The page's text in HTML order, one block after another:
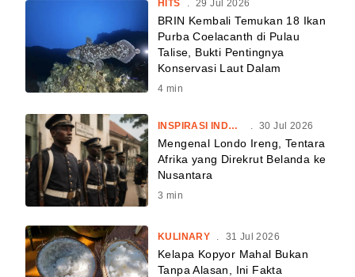
HITS . 29 Jul 2026
BRIN Kembali Temukan 18 Ikan
Purba Coelacanth di Pulau
Talise, Bukti Pentingnya
Konservasi Laut Dalam
4 min
INSPIRASI INDONESIA 30 Jul 2026
Mengenal Londo Ireng, Tentara
Afrika yang Direkrut Belanda ke
Nusantara
3 min
KULINARY . 31 Jul 2026
Kelapa Kopyor Mahal Bukan
Tanpa Alasan, Ini Fakta